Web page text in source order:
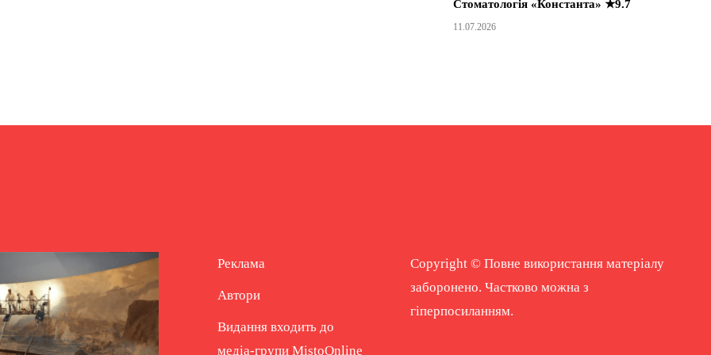
Стоматологія «Константа» ★9.7
11.07.2026
Реклама
Автори
Видання входить до
медіа-групи MistoOnline
Copyright © Повне використання матеріалу
заборонено. Частково можна з
гіперпосиланням.